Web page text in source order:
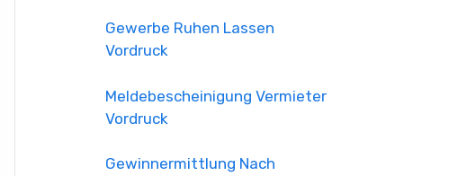
Gewerbe Ruhen Lassen
Vordruck
Meldebescheinigung Vermieter
Vordruck
Gewinnermittlung Nach